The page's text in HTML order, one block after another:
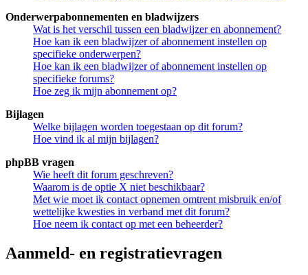
Onderwerpabonnementen en bladwijzers
Wat is het verschil tussen een bladwijzer en abonnement?
Hoe kan ik een bladwijzer of abonnement instellen op
specifieke onderwerpen?
Hoe kan ik een bladwijzer of abonnement instellen op
specifieke forums?
Hoe zeg ik mijn abonnement op?
Bijlagen
Welke bijlagen worden toegestaan op dit forum?
Hoe vind ik al mijn bijlagen?
phpBB vragen
Wie heeft dit forum geschreven?
Waarom is de optie X niet beschikbaar?
Met wie moet ik contact opnemen omtrent misbruik en/of
wettelijke kwesties in verband met dit forum?
Hoe neem ik contact op met een beheerder?
Aanmeld- en registratievragen